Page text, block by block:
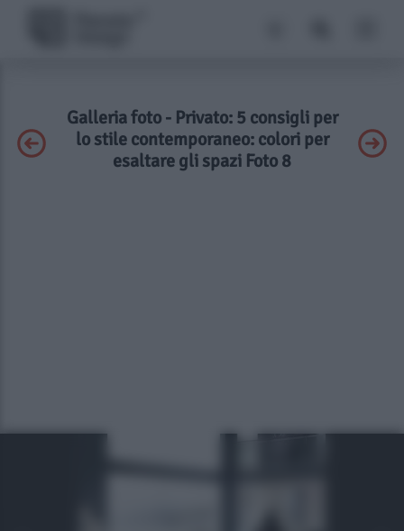
Galleria foto - Privato: 5 consigli per
lo stile contemporaneo: colori per
esaltare gli spazi Foto 8